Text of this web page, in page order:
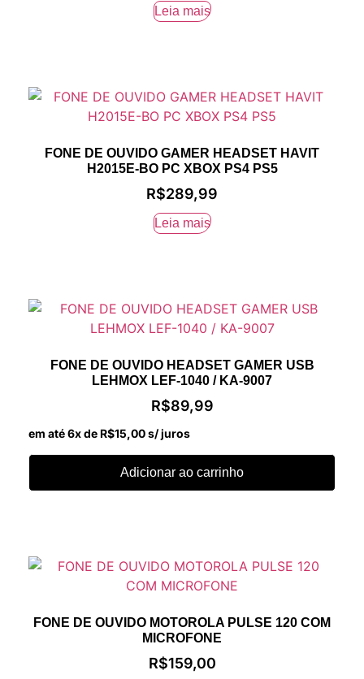
Leia mais
FONE DE OUVIDO GAMER HEADSET HAVIT
H2015E-BO PC XBOX PS4 PS5
R$289,99
Leia mais
FONE DE OUVIDO HEADSET GAMER USB
LEHMOX LEF-1040 / KA-9007
R$89,99
em até 6x de R$15,00s/ juros
Adicionar ao carrinho
FONE DE OUVIDO MOTOROLA PULSE 120 COM
MICROFONE
R$159,00